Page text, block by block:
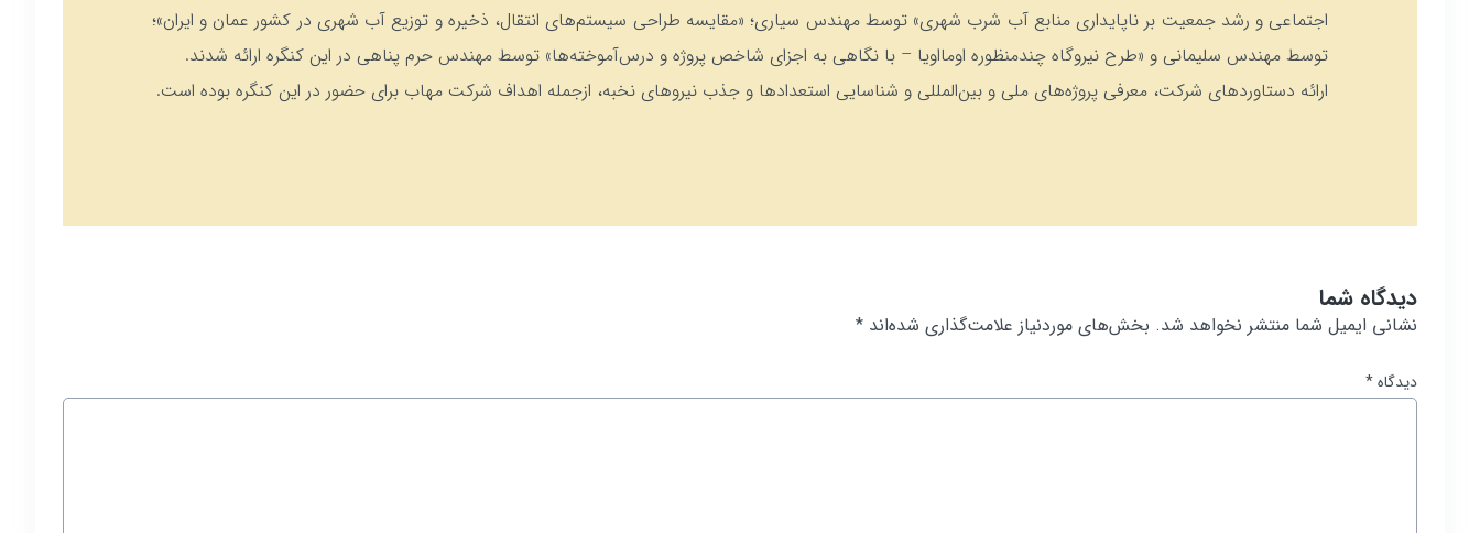
اجتماعی و رشد جمعیت بر ناپایداری منابع آب شرب شهری» توسط مهندس سیاری؛ «مقایسه طراحی سیستم‌های انتقال، ذخیره و توزیع آب شهری در کشور عمان و ایران»؛
توسط مهندس سلیمانی و «طرح نیروگاه چندمنظوره اومااویا – با نگاهی به اجزای شاخص پروژه و درس‌آموخته‌ها» توسط مهندس حرم پناهی در این کنگره ارائه شدند.
ارائه دستاوردهای شرکت، معرفی پروژه‌های ملی و بین‌المللی و شناسایی استعدادها و جذب نیروهای نخبه، ازجمله اهداف شرکت مهاب برای حضور در این کنگره بوده است.
دیدگاه شما
نشانی ایمیل شما منتشر نخواهد شد. بخش‌های موردنیاز علامت‌گذاری شده‌اند *
دیدگاه*